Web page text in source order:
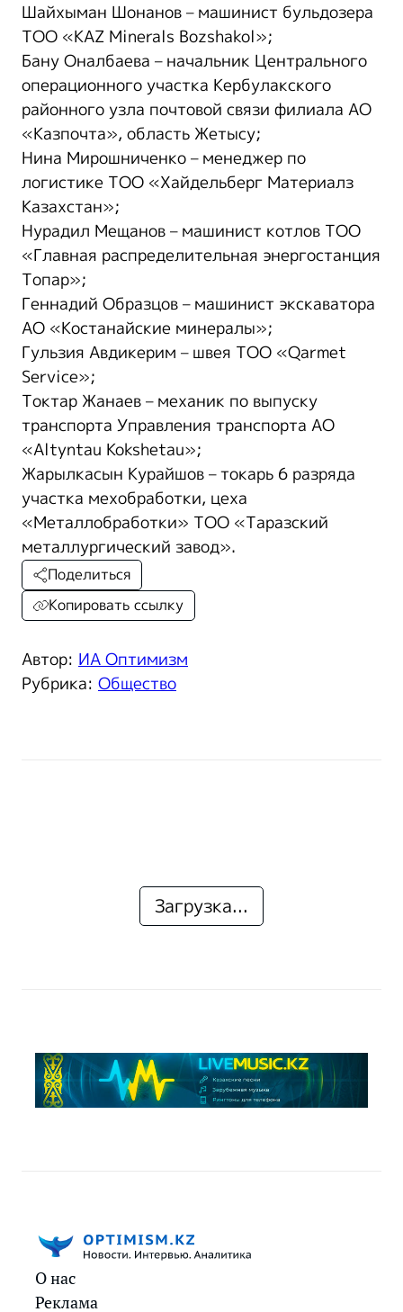
Шайхыман Шонанов – машинист бульдозера
ТОО «KAZ Minerals Bozshakol»;
Бану Оналбаева – начальник Центрального
операционного участка Кербулакского
районного узла почтовой связи филиала АО
«Казпочта», область Жетысу;
Нина Мирошниченко – менеджер по
логистике ТОО «Хайдельберг Материалз
Казахстан»;
Нурадил Мещанов – машинист котлов ТОО
«Главная распределительная энергостанция
Топар»;
Геннадий Образцов – машинист экскаватора
АО «Костанайские минералы»;
Гульзия Авдикерим – швея ТОО «Qarmet
Service»;
Токтар Жанаев – механик по выпуску
транспорта Управления транспорта АО
«Altyntau Kokshetau»;
Жарылкасын Курайшов – токарь 6 разряда
участка мехобработки, цеха
«Металлобработки» ТОО «Таразский
металлургический завод».
Автор: ИА Оптимизм
Рубрика: Общество
Поделиться
Копировать ссылку
Загрузка...
О нас
Реклама